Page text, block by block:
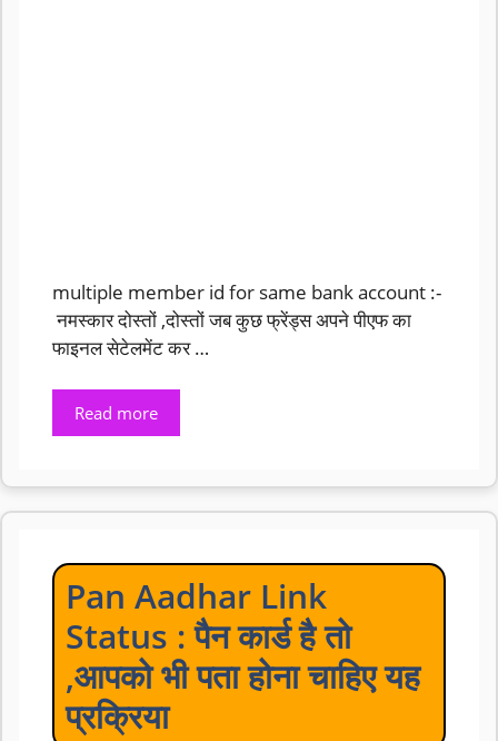
multiple member id for same bank account :-
नमस्कार दोस्तों ,दोस्तों जब कुछ फ्रेंड्स अपने पीएफ का
फाइनल सेटेलमेंट कर …
Read more
Pan Aadhar Link
Status : पैन कार्ड है तो
,आपको भी पता होना चाहिए यह
प्रक्रिया